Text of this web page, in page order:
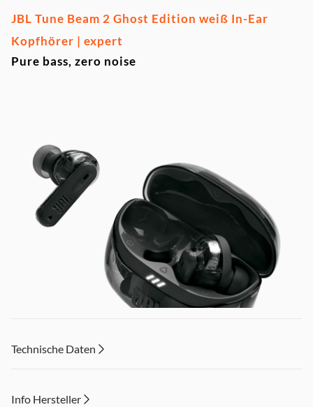
JBL Tune Beam 2 Ghost Edition weiß In-Ear
Kopfhörer | expert
Pure bass, zero noise
Technische Daten
Info Hersteller